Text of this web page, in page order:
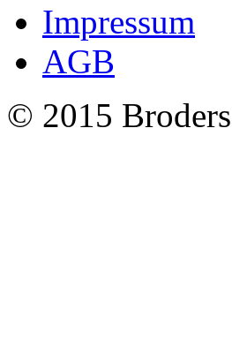
Impressum
AGB
© 2015